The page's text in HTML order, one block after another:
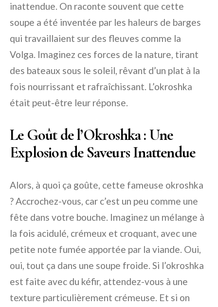
inattendue. On raconte souvent que cette
soupe a été inventée par les haleurs de barges
qui travaillaient sur des fleuves comme la
Volga. Imaginez ces forces de la nature, tirant
des bateaux sous le soleil, rêvant d’un plat à la
fois nourrissant et rafraîchissant. L’okroshka
était peut-être leur réponse.
Le Goût de l’Okroshka : Une
Explosion de Saveurs Inattendue
Alors, à quoi ça goûte, cette fameuse okroshka
? Accrochez-vous, car c’est un peu comme une
fête dans votre bouche. Imaginez un mélange à
la fois acidulé, crémeux et croquant, avec une
petite note fumée apportée par la viande. Oui,
oui, tout ça dans une soupe froide. Si l’okroshka
est faite avec du kéfir, attendez-vous à une
texture particulièrement crémeuse. Et si on